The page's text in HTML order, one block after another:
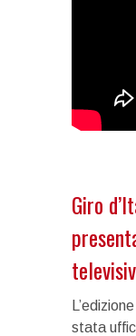
Giro
stata